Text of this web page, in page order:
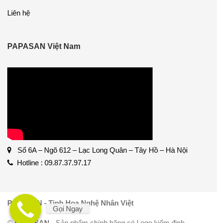
Liên hệ
PAPASAN Việt Nam
Số 6A – Ngõ 612 – Lạc Long Quân – Tây Hồ – Hà Nội
Hotline : 09.87.37.97.17
PAPASAN - Tinh Hoa Nghệ Nhân Việt
Gọi Ngay